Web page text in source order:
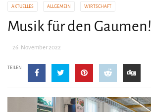
AKTUELLES ALLGEMEIN WIRTSCHAFT
Musik für den Gaumen!
26. November 2022
TEILEN